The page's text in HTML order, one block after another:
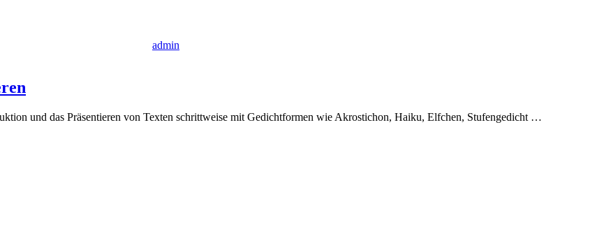
admin
und das Präsentieren von Texten schrittweise mit Gedichtformen wie Akrostichon, Haiku, Elfchen, Stufengedicht …